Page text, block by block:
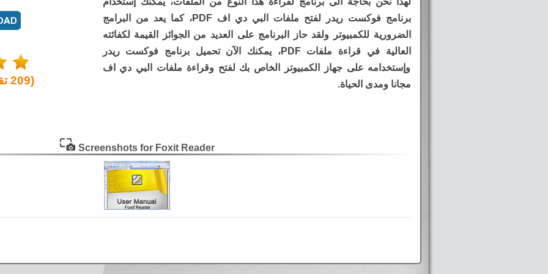
برنامج فوكست ريدر لفتح ملفات البي دي اف PDF، كما يعد من البرامج
الضرورية للكمبيوتر ولقد حاز البرنامج على العديد من الجوائز القيمة لكفائته
العالية في قراءة ملفات PDF، يمكنك الآن تحميل برنامج فوكست ريدر
وإستخدامه على جهاز الكمبيوتر الخاص بك لفتح وقراءة ملفات البي دي اف
مجانا ومدى الحياة.
(
209
Screenshots for Foxit Reader